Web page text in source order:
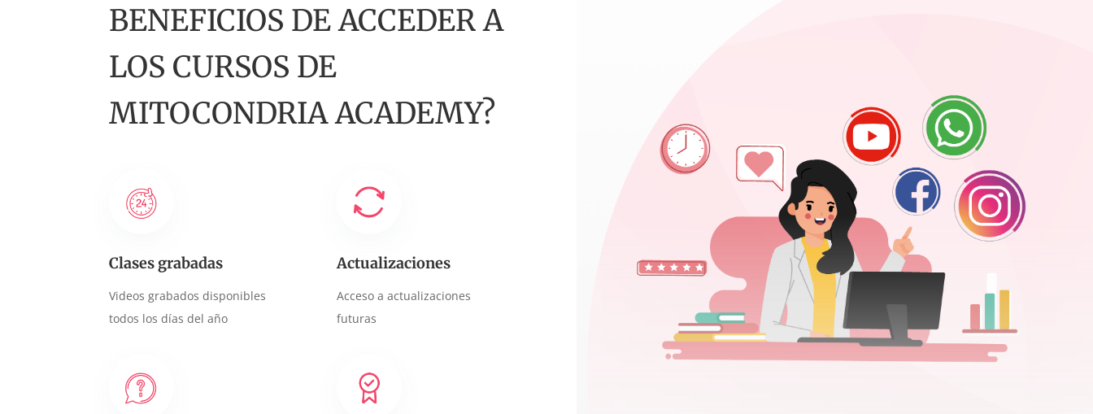
BENEFICIOS DE ACCEDER A
LOS CURSOS DE
MITOCONDRIA ACADEMY?
Clases grabadas
Videos grabados disponibles
todos los días del año
Actualizaciones
Acceso a actualizaciones
futuras